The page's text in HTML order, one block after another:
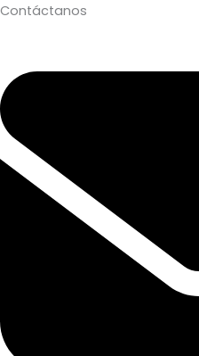
Contáctanos